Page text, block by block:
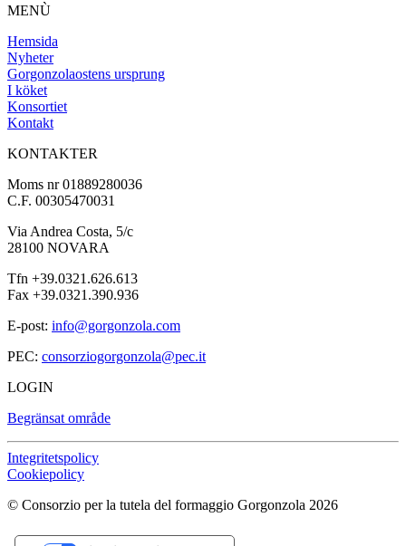
MENÙ
Hemsida
Nyheter
Gorgonzolaostens ursprung
I köket
Konsortiet
Kontakt
KONTAKTER
Moms nr 01889280036
C.F. 00305470031
Via Andrea Costa, 5/c
28100 NOVARA
Tfn +39.0321.626.613
Fax +39.0321.390.936
E-post: info@gorgonzola.com
PEC: consorziogorgonzola@pec.it
LOGIN
Begränsat område
Integritetspolicy
Cookiepolicy
© Consorzio per la tutela del formaggio Gorgonzola 2026